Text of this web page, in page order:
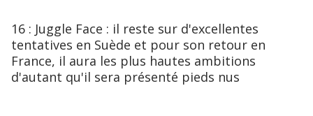
16 : Juggle Face : il reste sur d'excellentes
tentatives en Suède et pour son retour en
France, il aura les plus hautes ambitions
d'autant qu'il sera présenté pieds nus